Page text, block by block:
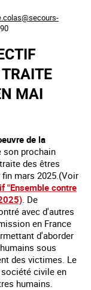
MAI
de la
son prochain
des êtres
mars 2025.(Voir
"Ensemble contre
. De
avec d'autres
en France
d'aborder
sous
des victimes. Le
civile en
humains.